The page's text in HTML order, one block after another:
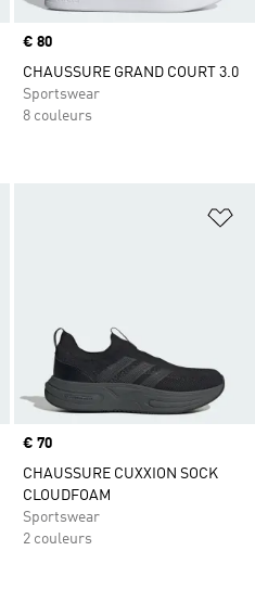
Prix
€ 80
CHAUSSURE GRAND COURT 3.0
Sportswear
8 couleurs
Ajouter à la Liste de produits
Prix
€ 70
CHAUSSURE CUXXION SOCK
CLOUDFOAM
Sportswear
2 couleurs